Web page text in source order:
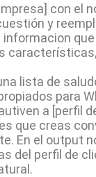
con el
y
informacion
lista de
para
a [perfil
que creas
En el output
del perfil de